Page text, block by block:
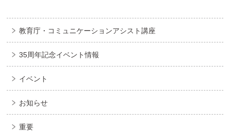
教育庁・コミュニケーションアシスト講座
35周年記念イベント情報
イベント
お知らせ
重要